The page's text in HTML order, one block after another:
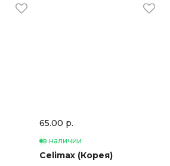
65.00 р.
в наличии
Celimax (Корея)